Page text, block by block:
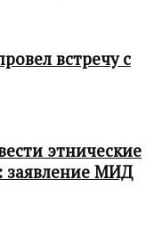
встречу с
этнические
заявление МИД